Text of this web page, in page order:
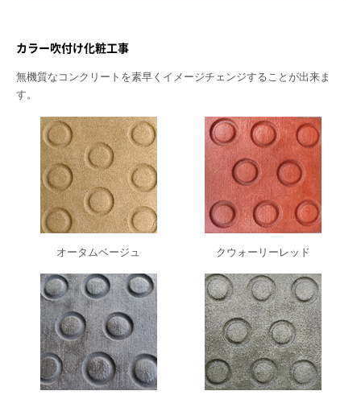
カラー吹付け化粧工事
無機質なコンクリートを素早くイメージチェンジすることが出来ま
す。
オータムベージュ クウォーリーレッド